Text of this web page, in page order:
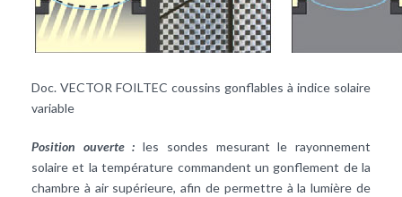
Doc. VECTOR FOILTEC coussins gonflables à indice solaire
variable
Position ouverte : les sondes mesurant le rayonnement
solaire et la température commandent un gonflement de la
chambre à air supérieure, afin de permettre à la lumière de